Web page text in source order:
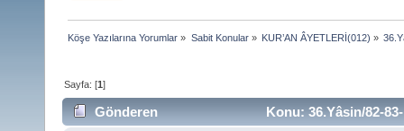
Köşe Yazılarına Yorumlar » Sabit Konular» KUR’AN ÂYETLERİ(012) »
Sayfa: [1]
Gönderen
Konu: 36.Yâsin/82-